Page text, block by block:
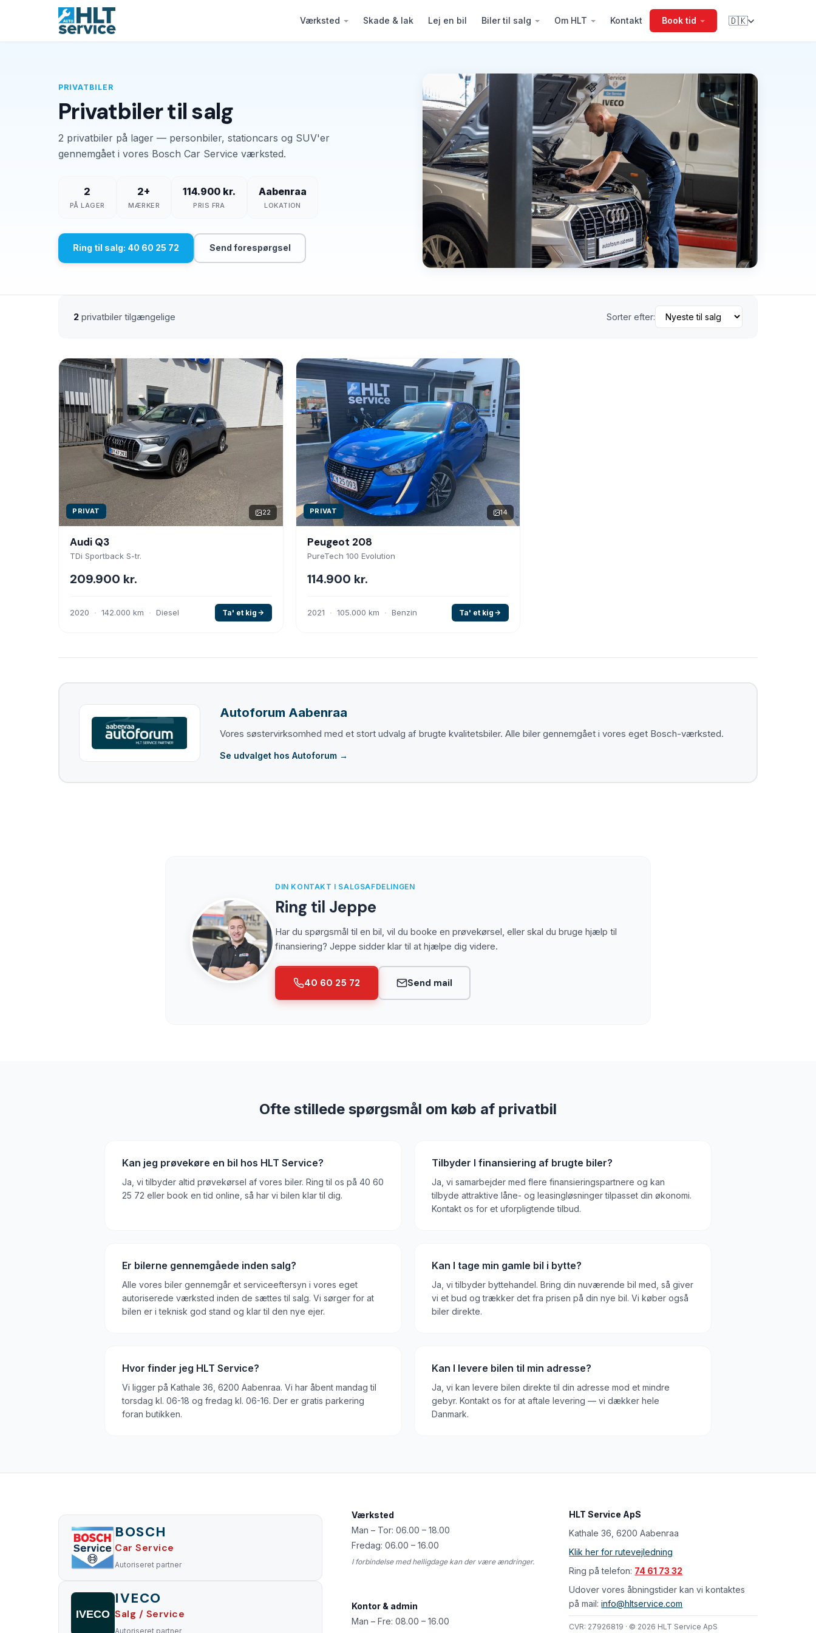
Værksted Skade & lak Lej en bil Biler til salg Om HLT Kontakt Book tid 🇩🇰
PRIVATBILER
Privatbiler til salg
2 privatbiler på lager — personbiler, stationcars og SUV'er
gennemgået i vores Bosch Car Service værksted.
2
PÅ LAGER
2+
MÆRKER
114.900 kr.
PRIS FRA
Aabenraa
LOKATION
Ring til salg: 40 60 25 72 Send forespørgsel
2 privatbiler tilgængelige Sorter efter:
PRIVAT 22
Audi Q3
TDi Sportback S-tr.
209.900 kr.
2020 142.000 km Diesel Ta' et kig
PRIVAT 14
Peugeot 208
PureTech 100 Evolution
114.900 kr.
2021 105.000 km Benzin Ta' et kig
Autoforum Aabenraa
Vores søstervirksomhed med et stort udvalg af brugte kvalitetsbiler. Alle biler gennemgået i vores eget Bosch-værksted.
Se udvalget hos Autoforum →
DIN KONTAKT I SALGSAFDELINGEN
Ring til Jeppe
Har du spørgsmål til en bil, vil du booke en prøvekørsel, eller skal du bruge hjælp til
finansiering? Jeppe sidder klar til at hjælpe dig videre.
40 60 25 72 Send mail
Ofte stillede spørgsmål om køb af privatbil
Kan jeg prøvekøre en bil hos HLT Service?
Ja, vi tilbyder altid prøvekørsel af vores biler. Ring til os på 40 60
25 72 eller book en tid online, så har vi bilen klar til dig.
Tilbyder I finansiering af brugte biler?
Ja, vi samarbejder med flere finansieringspartnere og kan
tilbyde attraktive låne- og leasingløsninger tilpasset din økonomi.
Kontakt os for et uforpligtende tilbud.
Er bilerne gennemgåede inden salg?
Alle vores biler gennemgår et serviceeftersyn i vores eget
autoriserede værksted inden de sættes til salg. Vi sørger for at
bilen er i teknisk god stand og klar til den nye ejer.
Kan I tage min gamle bil i bytte?
Ja, vi tilbyder byttehandel. Bring din nuværende bil med, så giver
vi et bud og trækker det fra prisen på din nye bil. Vi køber også
biler direkte.
Hvor finder jeg HLT Service?
Vi ligger på Kathale 36, 6200 Aabenraa. Vi har åbent mandag til
torsdag kl. 06-18 og fredag kl. 06-16. Der er gratis parkering
foran butikken.
Kan I levere bilen til min adresse?
Ja, vi kan levere bilen direkte til din adresse mod et mindre
gebyr. Kontakt os for at aftale levering — vi dækker hele
Danmark.
BOSCH
Car Service
Autoriseret partner
IVECO
IVECO
Salg / Service
Autoriseret partner
Værksted
Man – Tor: 06.00 – 18.00
Fredag: 06.00 – 16.00
I forbindelse med helligdage kan der være ændringer.
Kontor & admin
Man – Fre: 08.00 – 16.00
HLT Service ApS
Kathale 36, 6200 Aabenraa
Klik her for rutevejledning
Ring på telefon: 74 61 73 32
Udover vores åbningstider kan vi kontaktes
på mail:info@hltservice.com
CVR: 27926819 · © 2026 HLT Service ApS